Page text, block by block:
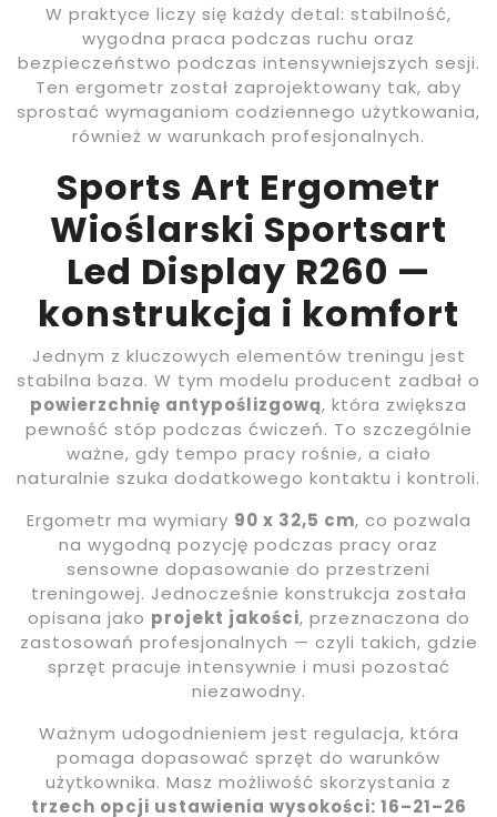
W praktyce liczy się każdy detal: stabilność,
wygodna praca podczas ruchu oraz
bezpieczeństwo podczas intensywniejszych sesji.
Ten ergometr został zaprojektowany tak, aby
sprostać wymaganiom codziennego użytkowania,
również w warunkach profesjonalnych.
Sports Art Ergometr
Wioślarski Sportsart
Led Display R260 —
konstrukcja i komfort
Jednym z kluczowych elementów treningu jest
stabilna baza. W tym modelu producent zadbał o
powierzchnię antypoślizgową, która zwiększa
pewność stóp podczas ćwiczeń. To szczególnie
ważne, gdy tempo pracy rośnie, a ciało
naturalnie szuka dodatkowego kontaktu i kontroli.
Ergometr ma wymiary 90 x 32,5 cm, co pozwala
na wygodną pozycję podczas pracy oraz
sensowne dopasowanie do przestrzeni
treningowej. Jednocześnie konstrukcja została
opisana jako projekt jakości, przeznaczona do
zastosowań profesjonalnych — czyli takich, gdzie
sprzęt pracuje intensywnie i musi pozostać
niezawodny.
Ważnym udogodnieniem jest regulacja, która
pomaga dopasować sprzęt do warunków
użytkownika. Masz możliwość skorzystania z
trzech opcji ustawienia wysokości: 16–21–26